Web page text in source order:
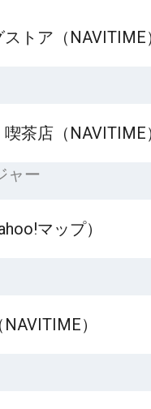
トア（NAVITIME
茶店（NAVITIME
ャー
マップ）
）